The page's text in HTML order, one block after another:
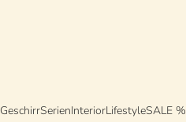
GeschirrSerienInteriorLifestyleSALE %